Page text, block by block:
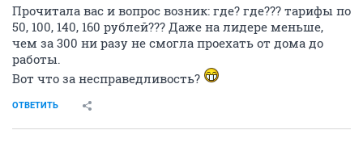
Прочитала вас и вопрос возник: где? где??? тарифы по
50, 100, 140, 160 рублей??? Даже на лидере меньше,
чем за 300 ни разу не смогла проехать от дома до
работы.
Вот что за несправедливость?
ОТВЕТИТЬ